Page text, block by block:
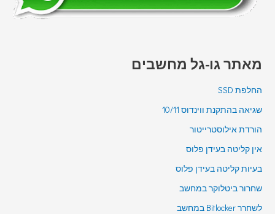
מאתר גו-גל מחשבים
החלפת SSD
שגיאה בהתקנת ווינדוס 10/11
הורדת אילוסטרייטור
אין קליטה בעידן פלוס
בעיות קליטה בעידן פלוס
שחרור ביטלוקר במחשב
לשחרר Bitlocker במחשב